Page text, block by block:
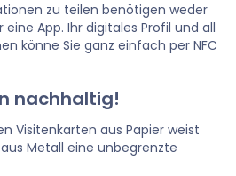
zu teilen benötigen weder
App. Ihr digitales Profil und all
könne Sie ganz einfach per NFC
nachhaltig!
Visitenkarten aus Papier weist
Metall eine unbegrenzte